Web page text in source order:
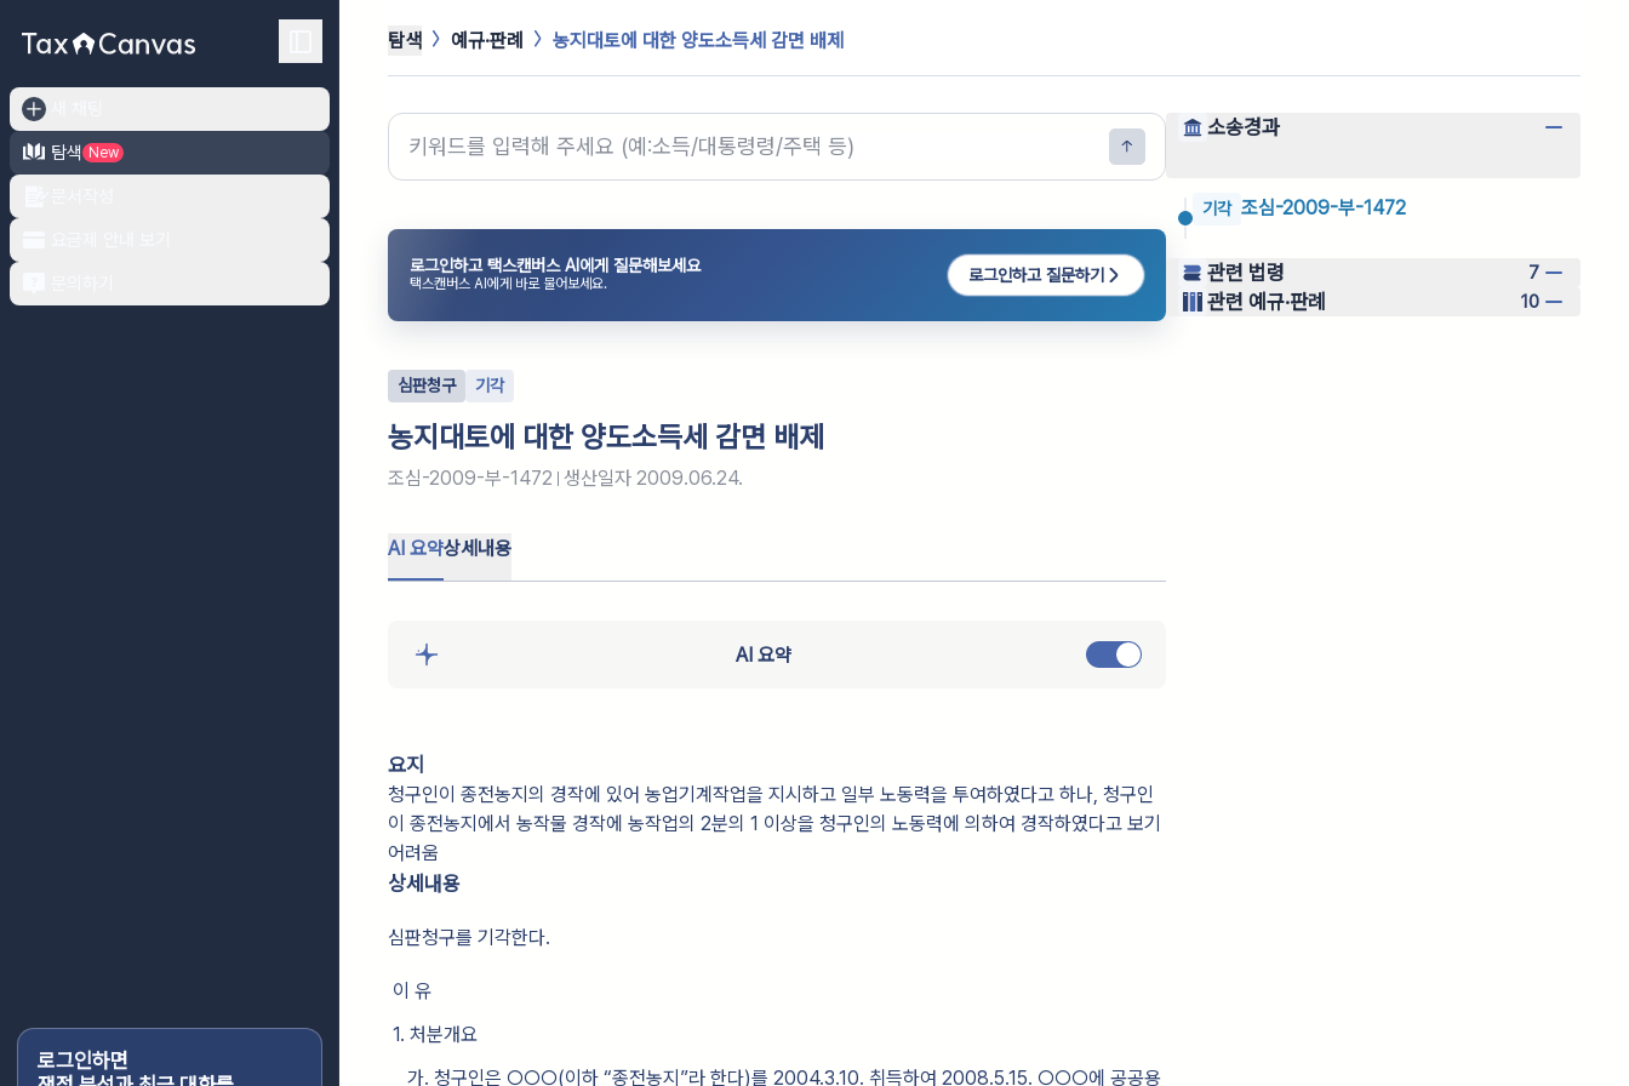
탐색
New
로그인하면
탐색 예규·판례 농지대토에 대한 양도소득세 감면 배제
로그인하고 택스캔버스 AI에게 질문해보세요
택스캔버스 AI에게 바로 물어보세요. 로그인하고 질문하기
심판청구 기각
농지대토에 대한 양도소득세 감면 배제
조심-2009-부-1472 생산일자 2009.06.24.
AI 요약상세내용
AI 요약
요지
청구인이 종전농지의 경작에 있어 농업기계작업을 지시하고 일부 노동력을 투여하였다고 하나, 청구인
이 종전농지에서 농작물 경작에 농작업의 2분의 1 이상을 청구인의 노동력에 의하여 경작하였다고 보기
어려움
상세내용
심판청구를 기각한다.
이 유
1. 처분개요
가. 청구인은 ○○○(이하 “종전농지”라 한다)를 2004.3.10. 취득하여 2008.5.15. ○○○에 공공용
소송경과
기각 조심-2009-부-1472
관련 법령 7
관련 예규·판례 10